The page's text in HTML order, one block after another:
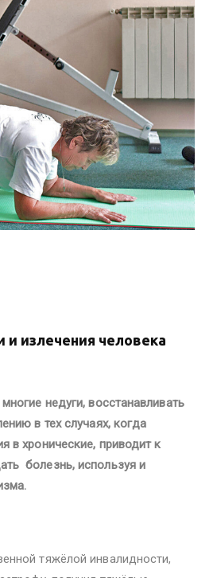
излечения человека
недуги, восстанавливать
в тех случаях, когда
в хронические, приводит к
болезнь, используя и
тяжёлой инвалидности,